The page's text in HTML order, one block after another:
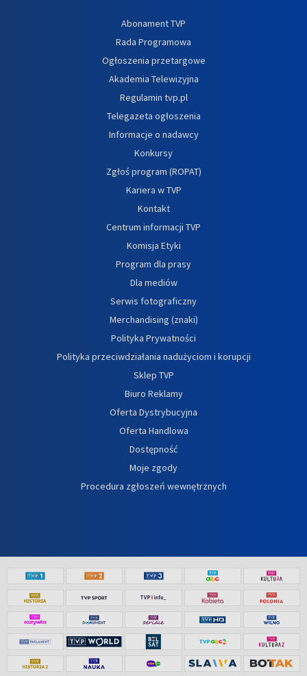
Abonament TVP
Rada Programowa
Ogłoszenia przetargowe
Akademia Telewizyjna
Regulamin tvp.pl
Telegazeta ogłoszenia
Informacje o nadawcy
Konkursy
Zgłoś program (ROPAT)
Kariera w TVP
Kontakt
Centrum informacji TVP
Komisja Etyki
Program dla prasy
Dla mediów
Serwis fotograficzny
Merchandising (znaki)
Polityka Prywatności
Polityka przeciwdziałania nadużyciom i korupcji
Sklep TVP
Biuro Reklamy
Oferta Dystrybucyjna
Oferta Handlowa
Dostępność
Moje zgody
Procedura zgłoszeń wewnętrznych